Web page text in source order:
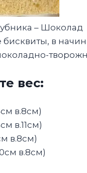
– Шоколад
в
вес:
в.8см)
в.11см)
в.8см)
в.8см)